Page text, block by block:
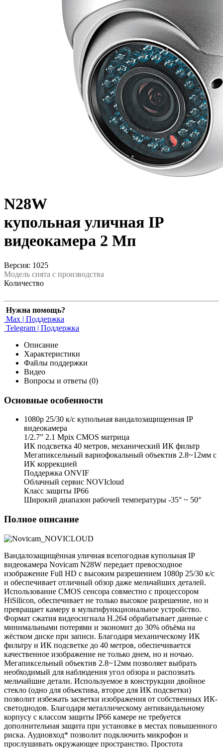
N28W
купольная уличная IP
видеокамера 2 Мп
Версия: 1025
Модель снята с производства
Количество
Нужна помощь?
Max | Поддержка
Telegram | Поддержка
Описание
Характеристики
Файлы поддержки
Видео
Вопросы и ответы (0)
Основные особенности
1080p 25/30 к/с купольная вандалозащищенная IP
видеокамера
1/2.7” 2.1 Mpix CMOS матрица
ИК подсветка 40 метров, механический ИК фильтр
Мегапиксельный вариофокальный объектив 2.8~12мм c
ИК коррекцией
Поддержка ONVIF
Облачный сервис NOVIcloud
Класс защиты IP66
Широкий диапазон рабочей температуры -35° ~ 50°
Полное описание
Вандалозащищённая уличная всепогодная купольная IP
видеокамера Novicam N28W передает превосходное
изображение Full HD с высоким разрешением 1080p 25/30 к/с
и обеспечивает отличный обзор даже мельчайших деталей.
Использование CMOS сенсора совместно с процессором
HiSilicon, обеспечивает не только высокое разрешение, но и
превращает камеру в мультифункциональное устройство.
Формат сжатия видеосигнала H.264 обрабатывает данные с
минимальными потерями и экономит до 30% объёма на
жёстком диске при записи. Благодаря механическому ИК
фильтру и ИК подсветке до 40 метров, обеспечивается
качественное изображение не только днем, но и ночью.
Мегапиксельный объектив 2.8~12мм позволяет выбрать
необходимый для наблюдения угол обзора и распознать
мельчайшие детали. Используемое в конструкции двойное
стекло (одно для объектива, второе для ИК подсветки)
позволит избежать засветки изображения от собственных ИК-
светодиодов. Благодаря металлическому антивандальному
корпусу с классом защиты IP66 камере не требуется
дополнительная защита при установке в местах повышенного
риска. Аудиовход* позволит подключить микрофон и
прослушивать окружающее пространство. Простота